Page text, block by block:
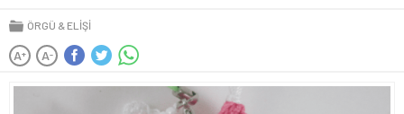
ÖRGÜ & ELIŞI
A+ A-